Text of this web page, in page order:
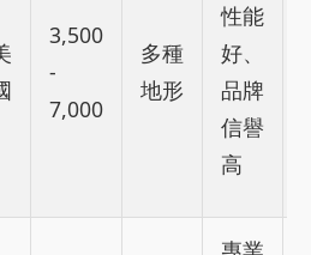
3,500
-
7,000
多種
地形
性能
好、
品牌
信譽
高